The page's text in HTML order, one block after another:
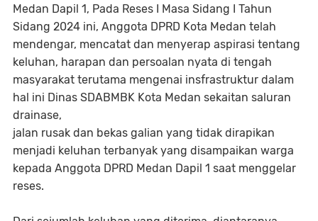
Medan Dapil 1, Pada Reses I Masa Sidang I Tahun
Sidang 2024 ini, Anggota DPRD Kota Medan telah
mendengar, mencatat dan menyerap aspirasi tentang
keluhan, harapan dan persoalan nyata di tengah
masyarakat terutama mengenai insfrastruktur dalam
hal ini Dinas SDABMBK Kota Medan sekaitan saluran
drainase,
jalan rusak dan bekas galian yang tidak dirapikan
menjadi keluhan terbanyak yang disampaikan warga
kepada Anggota DPRD Medan Dapil 1 saat menggelar
reses.